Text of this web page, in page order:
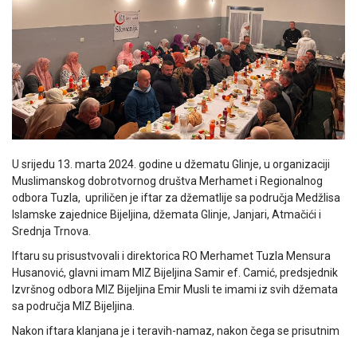
U srijedu 13. marta 2024. godine u džematu Glinje, u organizaciji
Muslimanskog dobrotvornog društva Merhamet i Regionalnog
odbora Tuzla, upriličen je iftar za džematlije sa područja Medžlisa
Islamske zajednice Bijeljina, džemata Glinje, Janjari, Atmačići i
Srednja Trnova.
Iftaru su prisustvovali i direktorica RO Merhamet Tuzla Mensura
Husanović, glavni imam MIZ Bijeljina Samir ef. Camić, predsjednik
Izvršnog odbora MIZ Bijeljina Emir Musli te imami iz svih džemata
sa područja MIZ Bijeljina.
Nakon iftara klanjana je i teravih-namaz, nakon čega se prisutnim